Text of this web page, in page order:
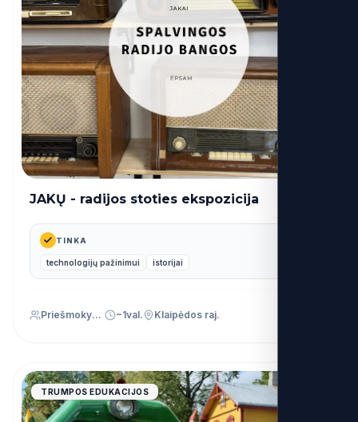
JAKŲ - radijos stoties ekspozicija
TINKA
technologijų pažinimui istorijai
Priešmokyklinis (PU) ~1val. Klaipėdos raj.
TRUMPOS EDUKACIJOS